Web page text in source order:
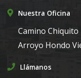
Nuestra Oficina
Camino Chiquito
Arroyo Hondo
Llámanos